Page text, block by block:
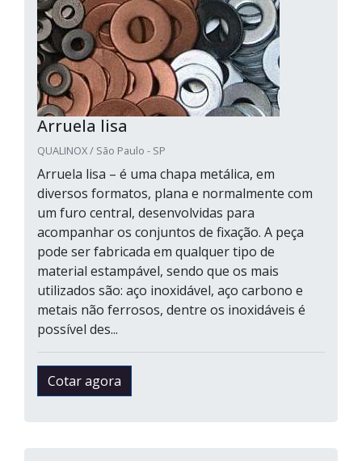
Arruela lisa
QUALINOX / São Paulo - SP
Arruela lisa – é uma chapa metálica, em
diversos formatos, plana e normalmente com
um furo central, desenvolvidas para
acompanhar os conjuntos de fixação. A peça
pode ser fabricada em qualquer tipo de
material estampável, sendo que os mais
utilizados são: aço inoxidável, aço carbono e
metais não ferrosos, dentre os inoxidáveis é
possível des...
Cotar agora